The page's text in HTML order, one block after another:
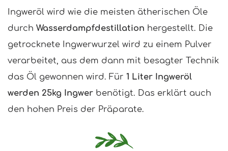
Ingweröl wird wie die meisten ätherischen Öle
durch Wasserdampfdestillation hergestellt. Die
getrocknete Ingwerwurzel wird zu einem Pulver
verarbeitet, aus dem dann mit besagter Technik
das Öl gewonnen wird. Für 1 Liter Ingweröl
werden 25kg Ingwer benötigt. Das erklärt auch
den hohen Preis der Präparate.